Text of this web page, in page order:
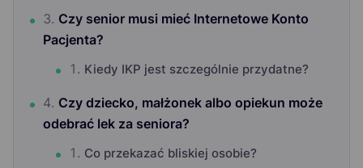
Czy senior musi mieć Internetowe Konto
Pacjenta?
Kiedy IKP jest szczególnie przydatne?
Czy dziecko, małżonek albo opiekun może
odebrać lek za seniora?
Co przekazać bliskiej osobie?